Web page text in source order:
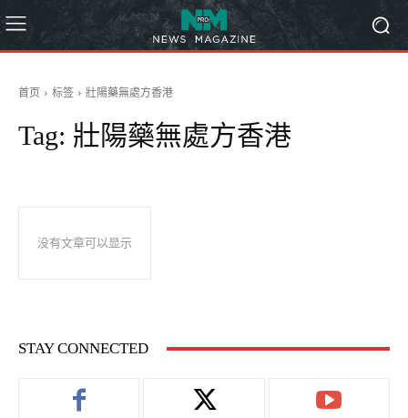
首页 标签 壯陽藥無處方香港
Tag: 壯陽藥無處方香港
没有文章可以显示
STAY CONNECTED